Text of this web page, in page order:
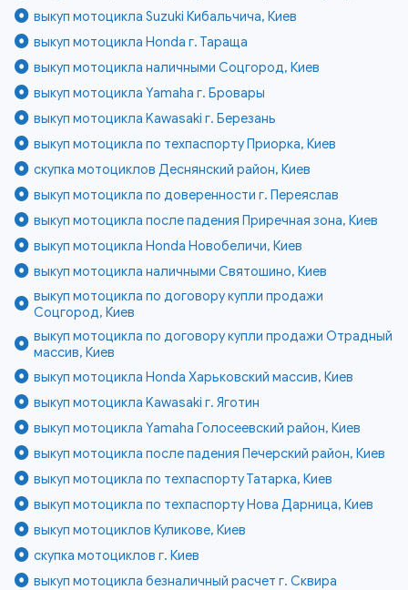
выкуп мотоцикла Suzuki Кибальчича, Киев
выкуп мотоцикла Honda г. Тараща
выкуп мотоцикла наличными Соцгород, Киев
выкуп мотоцикла Yamaha г. Бровары
выкуп мотоцикла Kawasaki г. Березань
выкуп мотоцикла по техпаспорту Приорка, Киев
скупка мотоциклов Деснянский район, Киев
выкуп мотоцикла по доверенности г. Переяслав
выкуп мотоцикла после падения Приречная зона, Киев
выкуп мотоцикла Honda Новобеличи, Киев
выкуп мотоцикла наличными Святошино, Киев
выкуп мотоцикла по договору купли продажи
Соцгород, Киев
выкуп мотоцикла по договору купли продажи Отрадный
массив, Киев
выкуп мотоцикла Honda Харьковский массив, Киев
выкуп мотоцикла Kawasaki г. Яготин
выкуп мотоцикла Yamaha Голосеевский район, Киев
выкуп мотоцикла после падения Печерский район, Киев
выкуп мотоцикла по техпаспорту Татарка, Киев
выкуп мотоцикла по техпаспорту Нова Дарница, Киев
выкуп мотоциклов Куликове, Киев
скупка мотоциклов г. Киев
выкуп мотоцикла безналичный расчет г. Сквира